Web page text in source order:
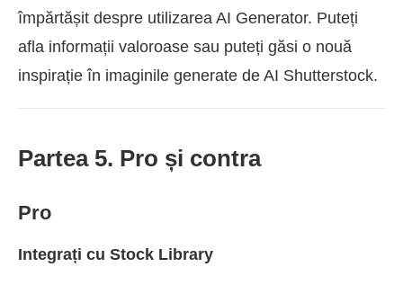
împărtășit despre utilizarea AI Generator. Puteți
afla informații valoroase sau puteți găsi o nouă
inspirație în imaginile generate de AI Shutterstock.
Partea 5. Pro și contra
Pro
Integrați cu Stock Library